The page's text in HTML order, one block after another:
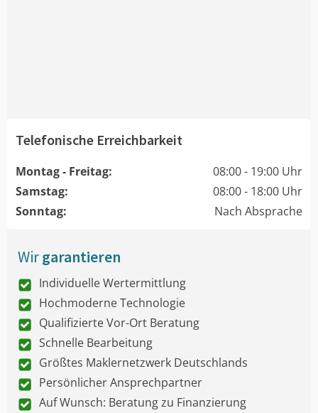
Telefonische Erreichbarkeit
Montag - Freitag:
08:00 - 19:00 Uhr
Samstag:
08:00 - 18:00 Uhr
Sonntag:
Nach Absprache
Wirgarantieren
Individuelle Wertermittlung
Hochmoderne Technologie
Qualifizierte Vor-Ort Beratung
Schnelle Bearbeitung
Größtes Maklernetzwerk Deutschlands
Persönlicher Ansprechpartner
Auf Wunsch: Beratung zu Finanzierung